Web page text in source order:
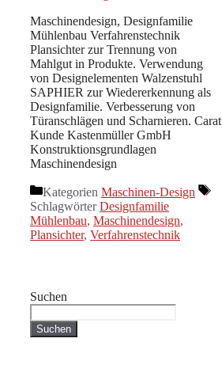
Maschinendesign, Designfamilie
Mühlenbau Verfahrenstechnik
Plansichter zur Trennung von
Mahlgut in Produkte. Verwendung
von Designelementen Walzenstuhl
SAPHIER zur Wiedererkennung als
Designfamilie. Verbesserung von
Türanschlägen und Scharnieren. Carat
Kunde Kastenmüller GmbH
Konstruktionsgrundlagen
Maschinendesign
Kategorien Maschinen-Design
SchlagwörterDesignfamilie
Mühlenbau, Maschinendesign,
Plansichter, Verfahrenstechnik
Suchen
Suchen